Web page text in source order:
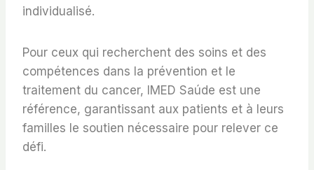
individualisé.
Pour ceux qui recherchent des soins et des
compétences dans la prévention et le
traitement du cancer, IMED Saúde est une
référence, garantissant aux patients et à leurs
familles le soutien nécessaire pour relever ce
défi.